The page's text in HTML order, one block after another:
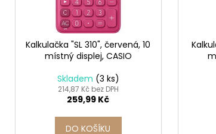
Kalkulačka "SL 310", červená, 10
místný displej, CASIO
Skladem (3 ks)
214,87 Kč bez DPH
259,99 Kč
DO KOŠÍKU
ETIKETY SAMOLEPICÍ 70X37 MM POTISK
240 KS
99 Kč